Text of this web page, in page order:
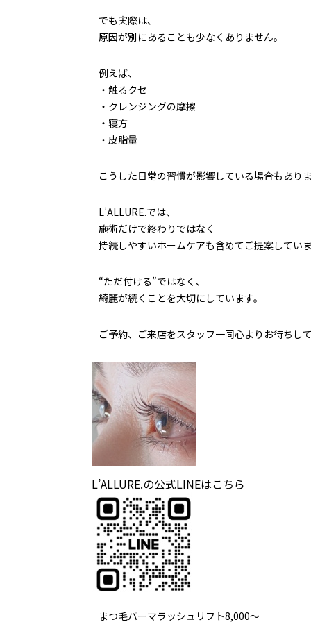
でも実際は、
原因が別にあることも少なくありません。
例えば、
・触るクセ
・クレンジングの摩擦
・寝方
・皮脂量
こうした日常の習慣が影響している場合もありま
L’ALLURE.では、
施術だけで終わりではなく
持続しやすいホームケアも含めてご提案していま
“ただ付ける”ではなく、
綺麗が続くことを大切にしています。
ご予約、ご来店をスタッフ一同心よりお待ちして
L’ALLURE.の公式LINEはこちら
まつ毛パーマラッシュリフト8,000～